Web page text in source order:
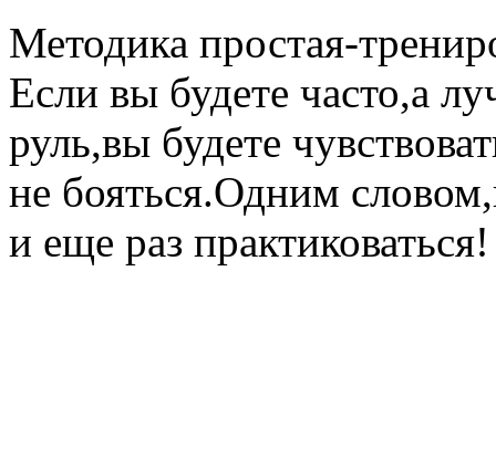
Методика простая-
Если вы будете часто,а
руль,вы будете
не бояться.Одним
и еще раз практиковаться!